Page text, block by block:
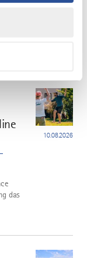
10.08.2026
das